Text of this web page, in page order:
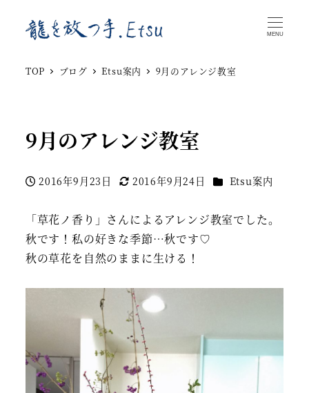
MENU
TOP ブログ Etsu案内 9月のアレンジ教室
9月のアレンジ教室
投稿日
2016年9月23日
更新日
2016年9月24日 カテゴリー
Etsu案内
「草花ノ香り」さんによるアレンジ教室でした。
秋です！私の好きな季節…秋です♡
秋の草花を自然のままに生ける！